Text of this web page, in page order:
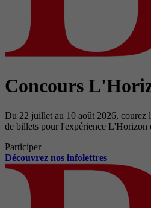
Concours
Du 22 juillet au 10 août 2026, courez
de billets pour l'expérience L'Horizon
Participer
Découvrez nos infolettres